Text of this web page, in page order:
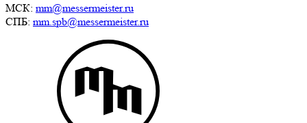
МСК: mm@messermeister.ru
СПБ: mm.spb@messermeister.ru